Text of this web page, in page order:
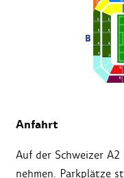
Anfahrt
Auf der Schweizer
nehmen. Parkplätze